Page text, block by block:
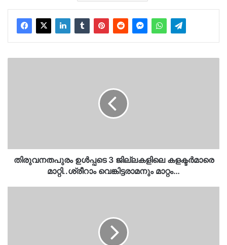
തിരുവനതപുരം ഉൾപ്പടെ 3 ജില്ലകളിലെ കളക്ടർമാരെ
മാറ്റി..ശ്രീറാം വെങ്കിട്ടരാമനും മാറ്റം…